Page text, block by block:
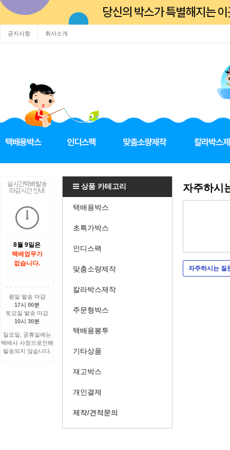
공지사항 회사소개
8월 9일은
택배업무가
없습니다.
평일 발송 마감
17시 00분
토요일 발송 마감
10시 30분
일요일, 공휴일에는
택배사 사정으로인해
발송되지 않습니다.
상품 카테고리
택배용박스
초특가박스
인디스팩
맞춤소량제작
칼라박스제작
주문형박스
택배용봉투
기타상품
재고박스
개인결제
제작/견적문의
자주하시
자주하시는 질